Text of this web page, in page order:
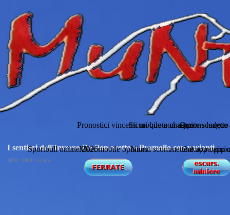
Pronostici vincenti mobile non aams
Sicuri quote champions
Quote
Sportbull online 2026Mbet mobile opinioniNuovi scommettere app
Calcio.re app
I sentieri dell'Inverso Da Pomaretto a Pramollo con varianti
MTB > 2008 > ottobre